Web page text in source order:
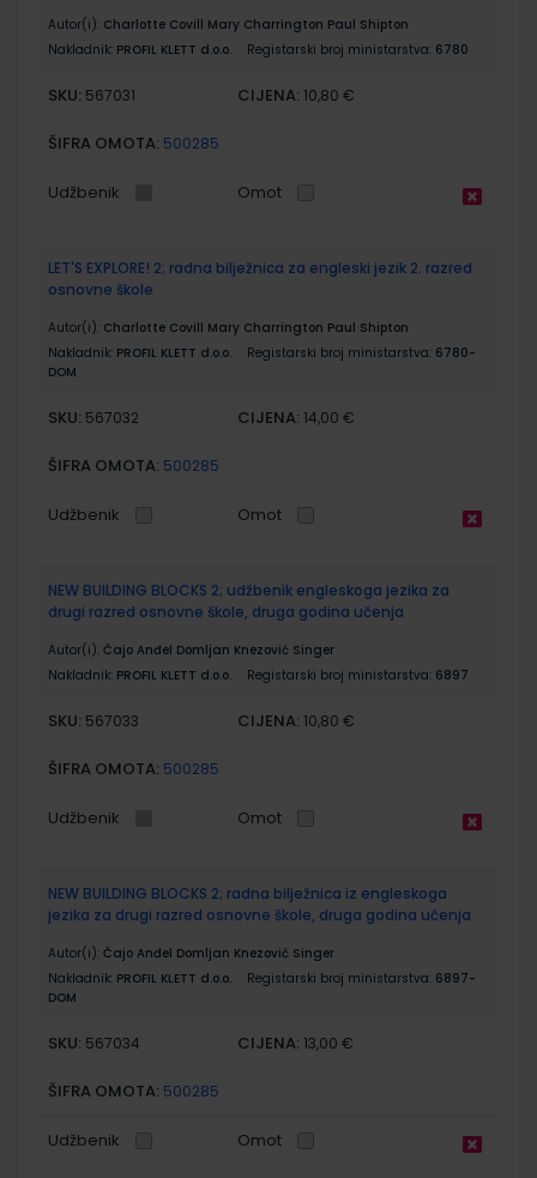
Autor(i): Charlotte Covill Mary Charrington Paul Shipton
Nakladnik: PROFIL KLETT d.o.o. Registarski broj ministarstva: 6780
SKU: 567031 CIJENA: 10,80 €
ŠIFRA OMOTA: 500285
Udžbenik Omot
LET'S EXPLORE! 2; radna bilježnica za engleski jezik 2. razred
osnovne škole
Autor(i): Charlotte Covill Mary Charrington Paul Shipton
Nakladnik: PROFIL KLETT d.o.o. Registarski broj ministarstva: 6780-
DOM
SKU: 567032 CIJENA: 14,00 €
ŠIFRA OMOTA: 500285
Udžbenik Omot
NEW BUILDING BLOCKS 2; udžbenik engleskoga jezika za
drugi razred osnovne škole, druga godina učenja
Autor(i): Čajo Anđel Domljan Knezović Singer
Nakladnik: PROFIL KLETT d.o.o. Registarski broj ministarstva: 6897
SKU: 567033 CIJENA: 10,80 €
ŠIFRA OMOTA: 500285
Udžbenik Omot
NEW BUILDING BLOCKS 2; radna bilježnica iz engleskoga
jezika za drugi razred osnovne škole, druga godina učenja
Autor(i): Čajo Anđel Domljan Knezović Singer
Nakladnik: PROFIL KLETT d.o.o. Registarski broj ministarstva: 6897-
DOM
SKU: 567034 CIJENA: 13,00 €
ŠIFRA OMOTA: 500285
Udžbenik Omot